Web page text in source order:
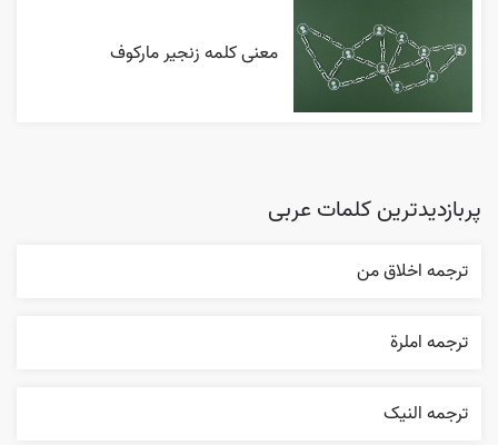
معنی کلمه زنجیر مارکوف
پربازدیدترین کلمات عربی
ترجمه اخلاق من
ترجمه املرة
ترجمه النیک